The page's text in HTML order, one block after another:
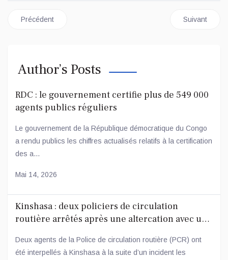
Article précédent : Réforme constitutionnelle en RDC : l’Union
Précédent Article
Suivant
Author’s Posts
RDC : le gouvernement certifie plus de 549 000
agents publics réguliers
Le gouvernement de la République démocratique du Congo
a rendu publics les chiffres actualisés relatifs à la certification
des a...
Mai 14, 2026
Kinshasa : deux policiers de circulation
routière arrêtés après une altercation avec un
Deux agents de la Police de circulation routière (PCR) ont
été interpellés à Kinshasa à la suite d’un incident les